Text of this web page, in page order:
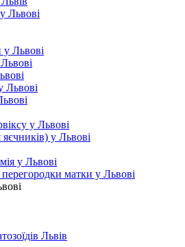
Львові
у Львові
Львові
у Львові
у Львові
у Львові
перегородки матки у Львові
Львів